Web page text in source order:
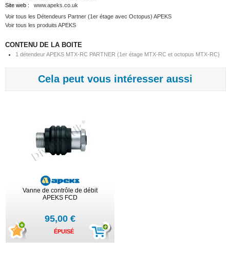
Site web : www.apeks.co.uk
Voir tous les Détendeurs Partner (1er étage avec Octopus) APEKS
Voir tous les produits APEKS
CONTENU DE LA BOITE
1 détendeur APEKS MTX-RC PARTNER (1er étage MTX-RC et octopus MTX-RC)
Cela peut vous intéresser aussi
Vanne de contrôle de débit
APEKS FCD
95,00 €
ÉPUISÉ